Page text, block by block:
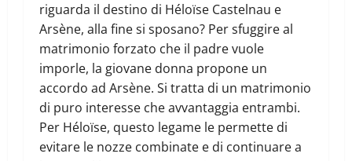
riguarda il destino di Héloïse Castelnau e
Arsène, alla fine si sposano? Per sfuggire al
matrimonio forzato che il padre vuole
imporle, la giovane donna propone un
accordo ad Arsène. Si tratta di un matrimonio
di puro interesse che avvantaggia entrambi.
Per Héloïse, questo legame le permette di
evitare le nozze combinate e di continuare a